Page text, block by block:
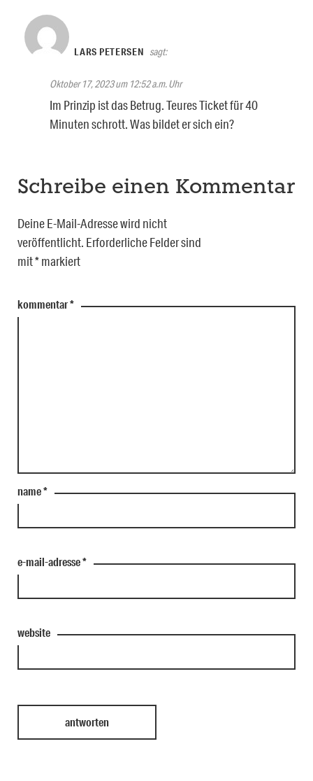
LARS PETERSEN sagt:
Oktober 17, 2023 um 12:52 a.m. Uhr
Im Prinzip ist das Betrug. Teures Ticket für 40
Minuten schrott. Was bildet er sich ein?
Schreibe einen Kommentar
Deine E-Mail-Adresse wird nicht
veröffentlicht. Erforderliche Felder sind
mit*markiert
kommentar*
name*
e-mail-adresse*
website